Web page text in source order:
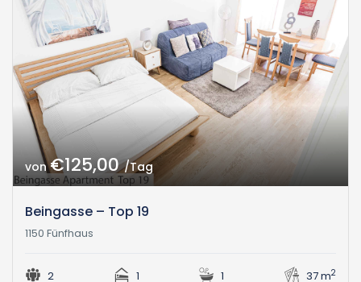
von€125,00/Tag
Beingasse – Top 19
1150 Fünfhaus
2 1 1 37 m2